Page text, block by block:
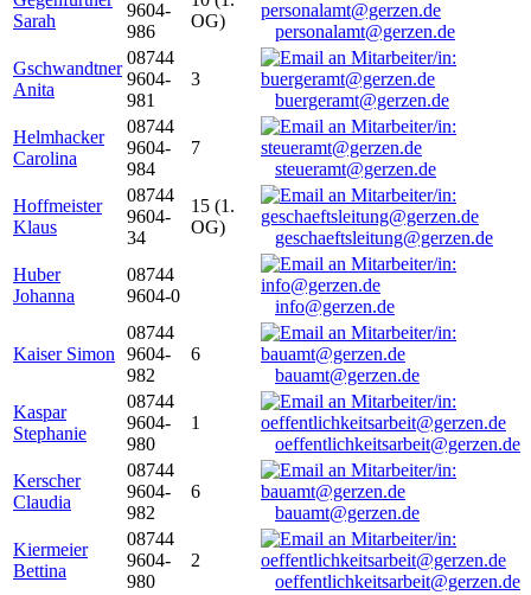
Sarah
9604-
986
OG)
personalamt@gerzen.de
Gschwandtner
Anita
08744
9604-
981
3
buergeramt@gerzen.de
Helmhacker
Carolina
08744
9604-
984
7
steueramt@gerzen.de
Hoffmeister
Klaus
08744
9604-
34
15 (1.
OG)
geschaeftsleitung@gerzen.de
Huber
Johanna
08744
9604-0
info@gerzen.de
Kaiser Simon
08744
9604-
982
6
bauamt@gerzen.de
Kaspar
Stephanie
08744
9604-
980
1
oeffentlichkeitsarbeit@gerzen.de
Kerscher
Claudia
08744
9604-
982
6
bauamt@gerzen.de
Kiermeier
Bettina
08744
9604-
980
2
oeffentlichkeitsarbeit@gerzen.de